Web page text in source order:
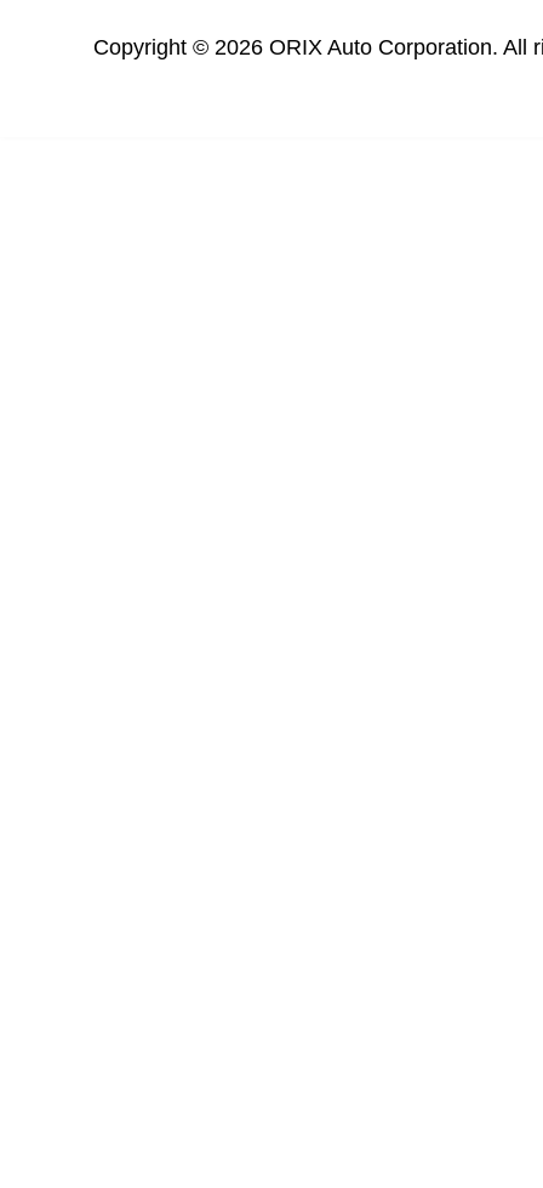
Copyright © 2026 ORIX Auto Corporation. All